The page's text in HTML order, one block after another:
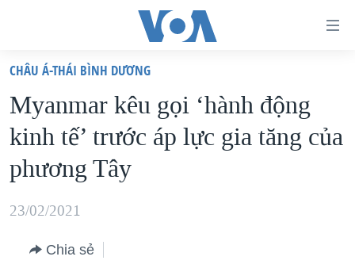
truy
cập
Tới
nội
dung
chính
VIỆT NAM
HOA KỲ
BIỂN ĐÔNG
THẾ GIỚI
DIỄN ĐÀN
CHÂU Á-THÁI BÌNH DƯƠNG
Myanmar kêu gọi ‘hành động
kinh tế’ trước áp lực gia tăng của
phương Tây
23/02/2021
Chia sẻ